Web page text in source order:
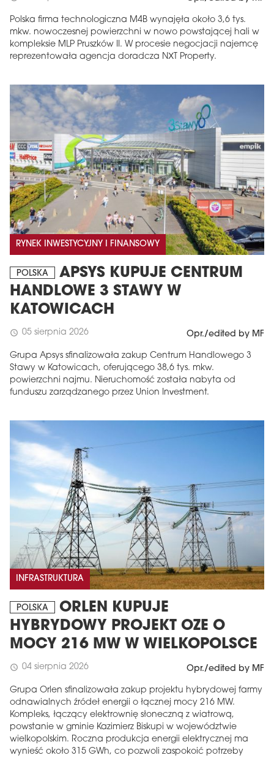
Polska firma technologiczna M4B wynajęła około 3,6 tys.
mkw. nowoczesnej powierzchni w nowo powstającej hali w
kompleksie MLP Pruszków II. W procesie negocjacji najemcę
reprezentowała agencja doradcza NXT Property.
RYNEK INWESTYCYJNY I FINANSOWY
POLSKA
APSYS KUPUJE CENTRUM
HANDLOWE 3 STAWY W
KATOWICACH
schedule 05 sierpnia 2026 Opr./edited by MF
Grupa Apsys sfinalizowała zakup Centrum Handlowego 3
Stawy w Katowicach, oferującego 38,6 tys. mkw.
powierzchni najmu. Nieruchomość została nabyta od
funduszu zarządzanego przez Union Investment.
INFRASTRUKTURA
POLSKA
ORLEN KUPUJE
HYBRYDOWY PROJEKT OZE O
MOCY 216 MW W WIELKOPOLSCE
schedule 04 sierpnia 2026 Opr./edited by MF
Grupa Orlen sfinalizowała zakup projektu hybrydowej farmy
odnawialnych źródeł energii o łącznej mocy 216 MW.
Kompleks, łączący elektrownię słoneczną z wiatrową,
powstanie w gminie Kazimierz Biskupi w województwie
wielkopolskim. Roczna produkcja energii elektrycznej ma
wynieść około 315 GWh, co pozwoli zaspokoić potrzeby